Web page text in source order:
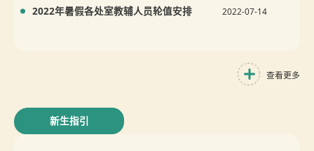
2022年暑假各处室教辅人员轮值安排 2022-07-14
查看更多
新生指引